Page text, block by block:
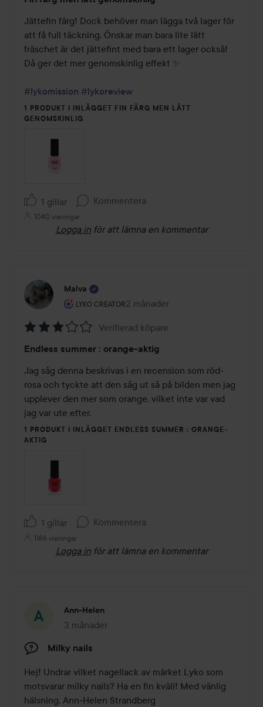
4
av
5
Jättefin färg! Dock behöver man lägga två lager för
att få full täckning. Önskar man bara lite lätt
fräschet är det jättefint med bara ett lager också!
Då ger det mer genomskinlig effekt ✨️
#lykomission #lykoreview
1 PRODUKT I INLÄGGET FIN FÄRG MEN LÄTT
GENOMSKINLIG
1 gillar Kommentera
1040 visningar
Logga in för att lämna en kommentar
Malva
LYKO CREATOR
Användarens roll: Lyko Creator.
2 månader
Inlägget skapades 2 månader
3
av
5
Verifierad köpare
Endless summer : orange-aktig
Jag såg denna beskrivas i en recension som röd-
rosa och tyckte att den såg ut så på bilden men jag
upplever den mer som orange, vilket inte var vad
jag var ute efter.
1 PRODUKT I INLÄGGET ENDLESS SUMMER : ORANGE-
AKTIG
1 gillar Kommentera
1186 visningar
Logga in för att lämna en kommentar
Ann-Helen
3 månader
Inlägget skapades 3 månader
Milky nails
Hej! Undrar vilket nagellack av märket Lyko som
motsvarar milky nails? Ha en fin kväll! Med vänlig
hälsning, Ann-Helen Strandberg